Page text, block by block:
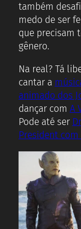
também
medo de ser
que precisam
gênero.
Na real? Tá
cantar a
animado dos
dançar com A
Pode até ser
President